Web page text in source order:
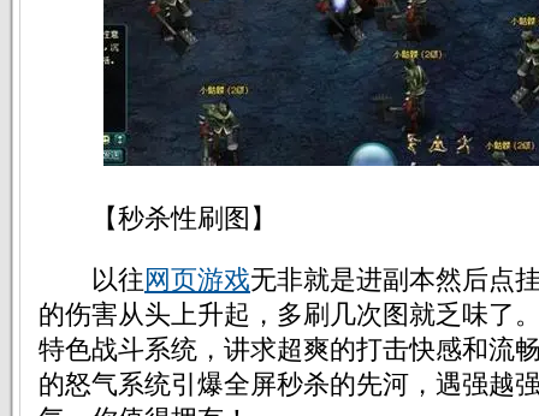
【秒杀性刷图】
以往网页游戏无非就是进副本然后点
的伤害从头上升起，多刷几次图就乏味了
特色战斗系统，讲求超爽的打击快感和流
的怒气系统引爆全屏秒杀的先河，遇强越